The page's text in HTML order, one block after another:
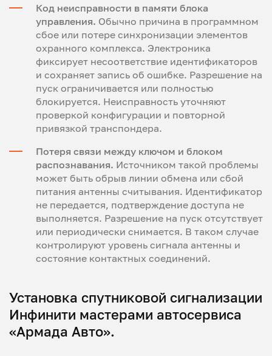
Код неисправности в памяти блока
управления. Обычно причина в программном
сбое или потере синхронизации элементов
охранного комплекса. Электроника
фиксирует несоответствие идентификаторов
и сохраняет запись об ошибке. Разрешение на
пуск ограничивается или полностью
блокируется. Неисправность уточняют
проверкой конфигурации и повторной
привязкой транспондера.
Потеря связи между ключом и блоком
распознавания. Источником такой проблемы
может быть обрыв линии обмена или сбой
питания антенны считывания. Идентификатор
не передается, подтверждение доступа не
выполняется. Разрешение на пуск отсутствует
или периодически снимается. В таком случае
контролируют уровень сигнала антенны и
состояние контактных соединений.
Установка спутниковой сигнализации
Инфинити мастерами автосервиса
«Армада Авто».